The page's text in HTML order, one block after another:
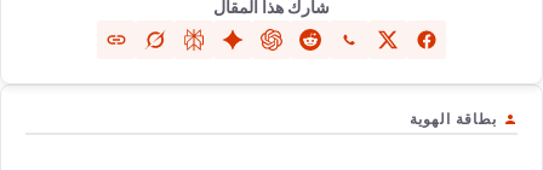
شارك هذا المقال
بطاقة الهوية